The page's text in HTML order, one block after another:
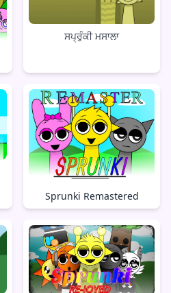
ਸਪ੍ਰੁੰਕੀ ਮਸਾਲਾ
Sprunki Remastered